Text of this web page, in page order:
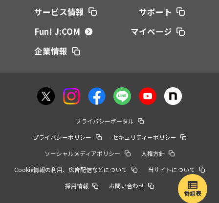
番組表
サービス情報
サポート
Fun! J:COM
マイページ
企業情報
プライバシーポータル
プライバシーポリシー
セキュリティーポリシー
ソーシャルメディアポリシー
人権方針
Cookie情報の利用、広告配信などについて
当サイトについて
採用情報
お問い合わせ